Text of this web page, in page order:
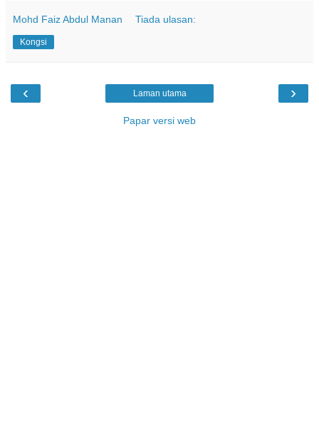
Mohd Faiz Abdul Manan Tiada ulasan:
Kongsi
‹ ›
Laman utama
Papar versi web